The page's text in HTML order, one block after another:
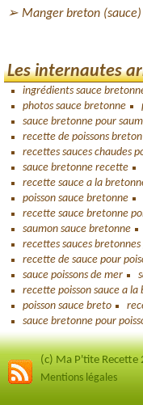
Manger breton (sauce)
Les internautes
ingrédients sauce
photos sauce bretonne
sauce bretonne pour
recette de poissons breton
recettes sauces chaudes
sauce bretonne recette
recette sauce a la
poisson sauce bretonne
recette sauce bretonne
saumon sauce bretonne
recettes sauces bretonnes
recette de sauce pour
sauce poissons de mer
recette poisson sauce a la
poisson sauce breto
sauce bretonne pour
(c) Ma P'tite Recette
Mentions légales